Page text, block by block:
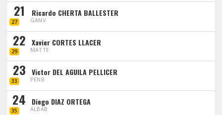
21
27
Ricardo CHERTA BALLESTER
GANV
22
29
Xavier CORTES LLACER
MATTE
23
33
Victor DEL AGUILA PELLICER
PENB
24
35
Diego DIAZ ORTEGA
ALBAB